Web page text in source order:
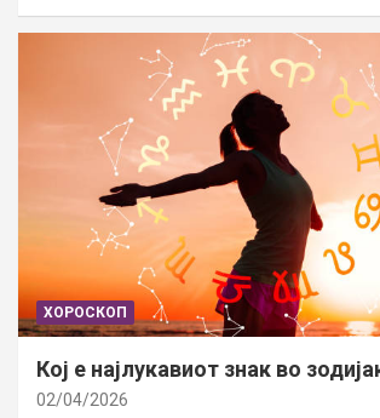
ХОРОСКОП
Кој е најлукавиот знак во
02/04/2026